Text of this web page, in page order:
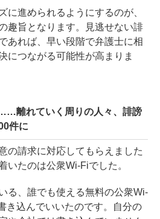
進められるようにするのが、
趣旨となります。見逃せない誹
あれば、早い段階で弁護士に相
につながる可能性が高まりま
離れていく周りの人々、誹謗
件に
の請求に対応してもらえました
いたのは公衆Wi-Fiでした。
る、誰でも使える無料の公衆Wi-
き込んでいいたのです。自分の